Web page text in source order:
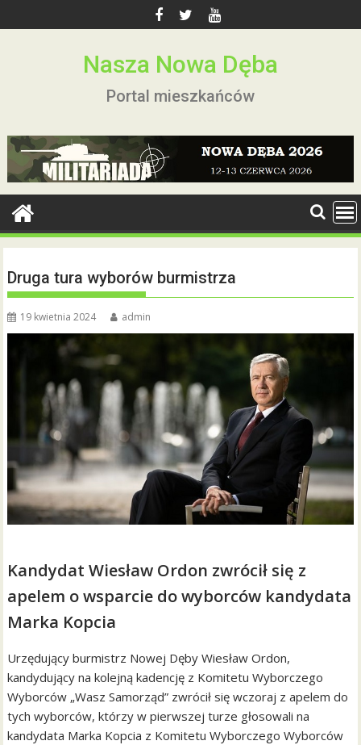
to
Nasza Nowa Dęba
Portal mieszkańców
Druga tura wyborów burmistrza
19 kwietnia 2024 admin
Kandydat Wiesław Ordon zwrócił się z
apelem o wsparcie do wyborców kandydata
Marka Kopcia
Urzędujący burmistrz Nowej Dęby Wiesław Ordon,
kandydujący na kolejną kadencję z Komitetu Wyborczego
Wyborców „Wasz Samorząd” zwrócił się wczoraj z apelem do
tych wyborców, którzy w pierwszej turze głosowali na
kandydata Marka Kopcia z Komitetu Wyborczego Wyborców